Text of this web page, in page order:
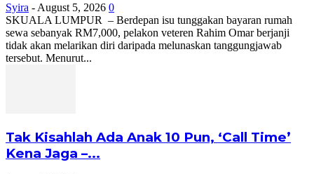
Syira - August 5, 2026 0
SKUALA LUMPUR – Berdepan isu tunggakan bayaran rumah
sewa sebanyak RM7,000, pelakon veteren Rahim Omar berjanji
tidak akan melarikan diri daripada melunaskan tanggungjawab
tersebut. Menurut...
Tak Kisahlah Ada Anak 10 Pun, ‘Call Time’
Kena Jaga –...